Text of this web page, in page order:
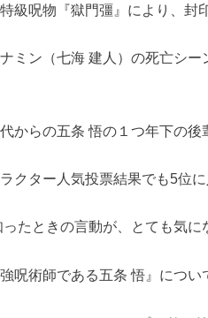
級呪物『獄門彊』により、封
ミン（七海 建人）の死亡シ
からの五条 悟の１つ年下の後
クター人気投票結果でも5位に
たときの言動が、とても気
呪術師である五条 悟』につい